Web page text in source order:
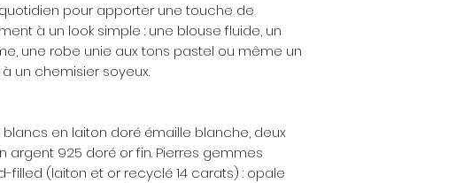
pour apporter une touche de
à un look simple : une blouse fluide, un
une robe unie aux tons pastel ou même un
un chemisier soyeux.
en laiton doré émaille blanche, deux
argent 925 doré or fin. Pierres gemmes
filled (laiton et or recyclé 14 carats) : opale